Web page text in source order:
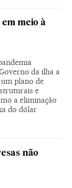
meio à
da ilha a
plano de
e
a eliminação
do dólar
não